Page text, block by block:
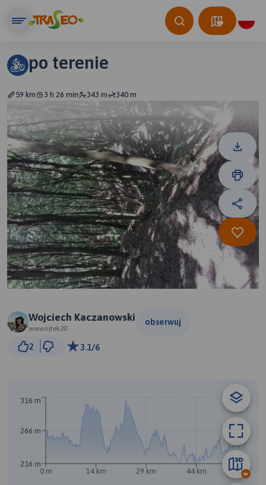
po terenie
59 km 3 h 26 min 343 m 340 m
Wojciech Kaczanowski
wwwojtek20
obserwuj
2 3.1/6
0 m 14 km 29 km 44 km 59 km
216 m
266 m
316 m